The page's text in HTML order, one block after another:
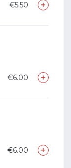
€5.50
€6.00
€6.00